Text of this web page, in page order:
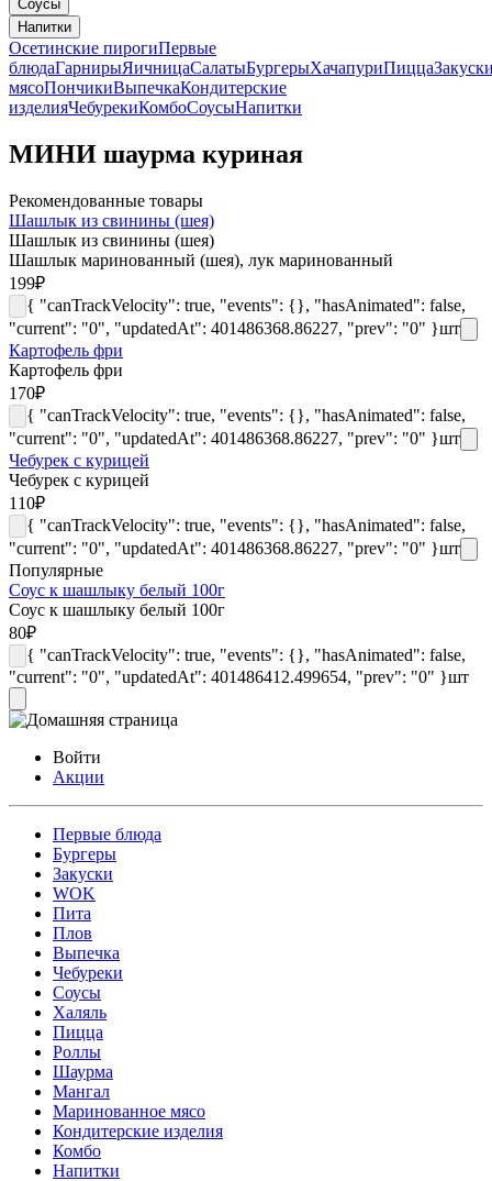
Соусы
Напитки
Осетинские пирогиПервые
блюдаГарнирыЯичницаСалатыБургерыХачапуриПицца
мясоПончикиВыпечкаКондитерские
изделияЧебурекиКомбоСоусыНапитки
МИНИ шаурма куриная
Рекомендованные товары
Шашлык из свинины (шея)
Шашлык из свинины (шея)
Шашлык маринованный (шея), лук маринованный
199₽
{ "canTrackVelocity": true, "events": {}, "hasAnimated": false,
"current": "0", "updatedAt": 401486368.86227, "prev": "0" }шт
Картофель фри
Картофель фри
170₽
{ "canTrackVelocity": true, "events": {}, "hasAnimated": false,
"current": "0", "updatedAt": 401486368.86227, "prev": "0" }шт
Чебурек с курицей
Чебурек с курицей
110₽
{ "canTrackVelocity": true, "events": {}, "hasAnimated": false,
"current": "0", "updatedAt": 401486368.86227, "prev": "0" }шт
Популярные
Соус к шашлыку белый 100г
Соус к шашлыку белый 100г
80₽
{ "canTrackVelocity": true, "events": {}, "hasAnimated": false,
"current": "0", "updatedAt": 401486412.499654, "prev": "0" }шт
Войти
Акции
Первые блюда
Бургеры
Закуски
WOK
Пита
Плов
Выпечка
Чебуреки
Соусы
Халяль
Пицца
Роллы
Шаурма
Мангал
Маринованное мясо
Кондитерские изделия
Комбо
Напитки